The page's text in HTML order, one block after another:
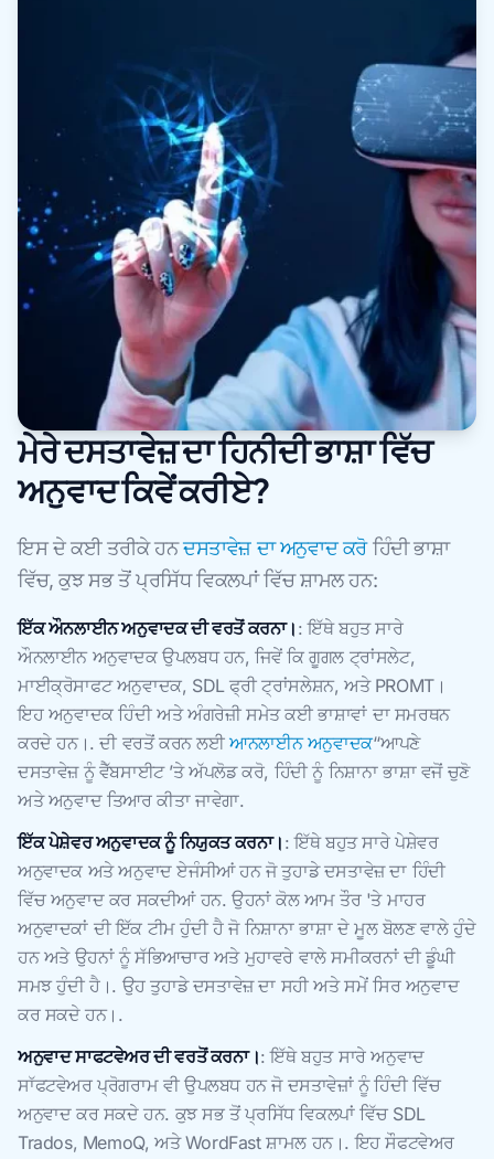
ਮੇਰੇ ਦਸਤਾਵੇਜ਼ ਦਾ ਹਿਨੀਦੀ ਭਾਸ਼ਾ ਵਿੱਚ
ਅਨੁਵਾਦ ਕਿਵੇਂ ਕਰੀਏ?
ਇਸ ਦੇ ਕਈ ਤਰੀਕੇ ਹਨਦਸਤਾਵੇਜ਼ ਦਾ ਅਨੁਵਾਦ ਕਰੋਹਿੰਦੀ ਭਾਸ਼ਾ
ਵਿੱਚ, ਕੁਝ ਸਭ ਤੋਂ ਪ੍ਰਸਿੱਧ ਵਿਕਲਪਾਂ ਵਿੱਚ ਸ਼ਾਮਲ ਹਨ:
ਇੱਕ ਔਨਲਾਈਨ ਅਨੁਵਾਦਕ ਦੀ ਵਰਤੋਂ ਕਰਨਾ। : ਇੱਥੇ ਬਹੁਤ ਸਾਰੇ
ਔਨਲਾਈਨ ਅਨੁਵਾਦਕ ਉਪਲਬਧ ਹਨ, ਜਿਵੇਂ ਕਿ ਗੂਗਲ ਟ੍ਰਾਂਸਲੇਟ,
ਮਾਈਕ੍ਰੋਸਾਫਟ ਅਨੁਵਾਦਕ, SDL ਫ੍ਰੀ ਟ੍ਰਾਂਸਲੇਸ਼ਨ, ਅਤੇ PROMT।
ਇਹ ਅਨੁਵਾਦਕ ਹਿੰਦੀ ਅਤੇ ਅੰਗਰੇਜ਼ੀ ਸਮੇਤ ਕਈ ਭਾਸ਼ਾਵਾਂ ਦਾ ਸਮਰਥਨ
ਕਰਦੇ ਹਨ।. ਦੀ ਵਰਤੋਂ ਕਰਨ ਲਈਆਨਲਾਈਨ ਅਨੁਵਾਦਕ‘‘ਆਪਣੇ
ਦਸਤਾਵੇਜ਼ ਨੂੰ ਵੈੱਬਸਾਈਟ ’ਤੇ ਅੱਪਲੋਡ ਕਰੋ, ਹਿੰਦੀ ਨੂੰ ਨਿਸ਼ਾਨਾ ਭਾਸ਼ਾ ਵਜੋਂ ਚੁਣੋ
ਅਤੇ ਅਨੁਵਾਦ ਤਿਆਰ ਕੀਤਾ ਜਾਵੇਗਾ.
ਇੱਕ ਪੇਸ਼ੇਵਰ ਅਨੁਵਾਦਕ ਨੂੰ ਨਿਯੁਕਤ ਕਰਨਾ। : ਇੱਥੇ ਬਹੁਤ ਸਾਰੇ ਪੇਸ਼ੇਵਰ
ਅਨੁਵਾਦਕ ਅਤੇ ਅਨੁਵਾਦ ਏਜੰਸੀਆਂ ਹਨ ਜੋ ਤੁਹਾਡੇ ਦਸਤਾਵੇਜ਼ ਦਾ ਹਿੰਦੀ
ਵਿੱਚ ਅਨੁਵਾਦ ਕਰ ਸਕਦੀਆਂ ਹਨ. ਉਹਨਾਂ ਕੋਲ ਆਮ ਤੌਰ 'ਤੇ ਮਾਹਰ
ਅਨੁਵਾਦਕਾਂ ਦੀ ਇੱਕ ਟੀਮ ਹੁੰਦੀ ਹੈ ਜੋ ਨਿਸ਼ਾਨਾ ਭਾਸ਼ਾ ਦੇ ਮੂਲ ਬੋਲਣ ਵਾਲੇ ਹੁੰਦੇ
ਹਨ ਅਤੇ ਉਹਨਾਂ ਨੂੰ ਸੱਭਿਆਚਾਰ ਅਤੇ ਮੁਹਾਵਰੇ ਵਾਲੇ ਸਮੀਕਰਨਾਂ ਦੀ ਡੂੰਘੀ
ਸਮਝ ਹੁੰਦੀ ਹੈ।. ਉਹ ਤੁਹਾਡੇ ਦਸਤਾਵੇਜ਼ ਦਾ ਸਹੀ ਅਤੇ ਸਮੇਂ ਸਿਰ ਅਨੁਵਾਦ
ਕਰ ਸਕਦੇ ਹਨ।.
ਅਨੁਵਾਦ ਸਾਫਟਵੇਅਰ ਦੀ ਵਰਤੋਂ ਕਰਨਾ।: ਇੱਥੇ ਬਹੁਤ ਸਾਰੇ ਅਨੁਵਾਦ
ਸਾੱਫਟਵੇਅਰ ਪ੍ਰੋਗਰਾਮ ਵੀ ਉਪਲਬਧ ਹਨ ਜੋ ਦਸਤਾਵੇਜ਼ਾਂ ਨੂੰ ਹਿੰਦੀ ਵਿੱਚ
ਅਨੁਵਾਦ ਕਰ ਸਕਦੇ ਹਨ. ਕੁਝ ਸਭ ਤੋਂ ਪ੍ਰਸਿੱਧ ਵਿਕਲਪਾਂ ਵਿੱਚ SDL
Trados, MemoQ, ਅਤੇ WordFast ਸ਼ਾਮਲ ਹਨ।. ਇਹ ਸੌਫਟਵੇਅਰ